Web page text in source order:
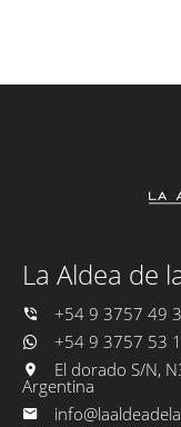
La Aldea de
+54 9 3757 49
+54 9 3757 53
El dorado S/N,
Argentina